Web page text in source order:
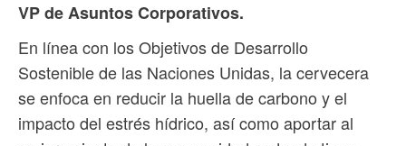
VP de Asuntos Corporativos.
En línea con los Objetivos de Desarrollo
Sostenible de las Naciones Unidas, la cervecera
se enfoca en reducir la huella de carbono y el
impacto del estrés hídrico, así como aportar al